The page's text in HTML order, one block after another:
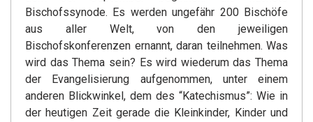
Bischofssynode. Es werden ungefähr 200 Bischöfe
aus aller Welt, von den jeweiligen
Bischofskonferenzen ernannt, daran teilnehmen. Was
wird das Thema sein? Es wird wiederum das Thema
der Evangelisierung aufgenommen, unter einem
anderen Blickwinkel, dem des “Katechismus”: Wie in
der heutigen Zeit gerade die Kleinkinder, Kinder und